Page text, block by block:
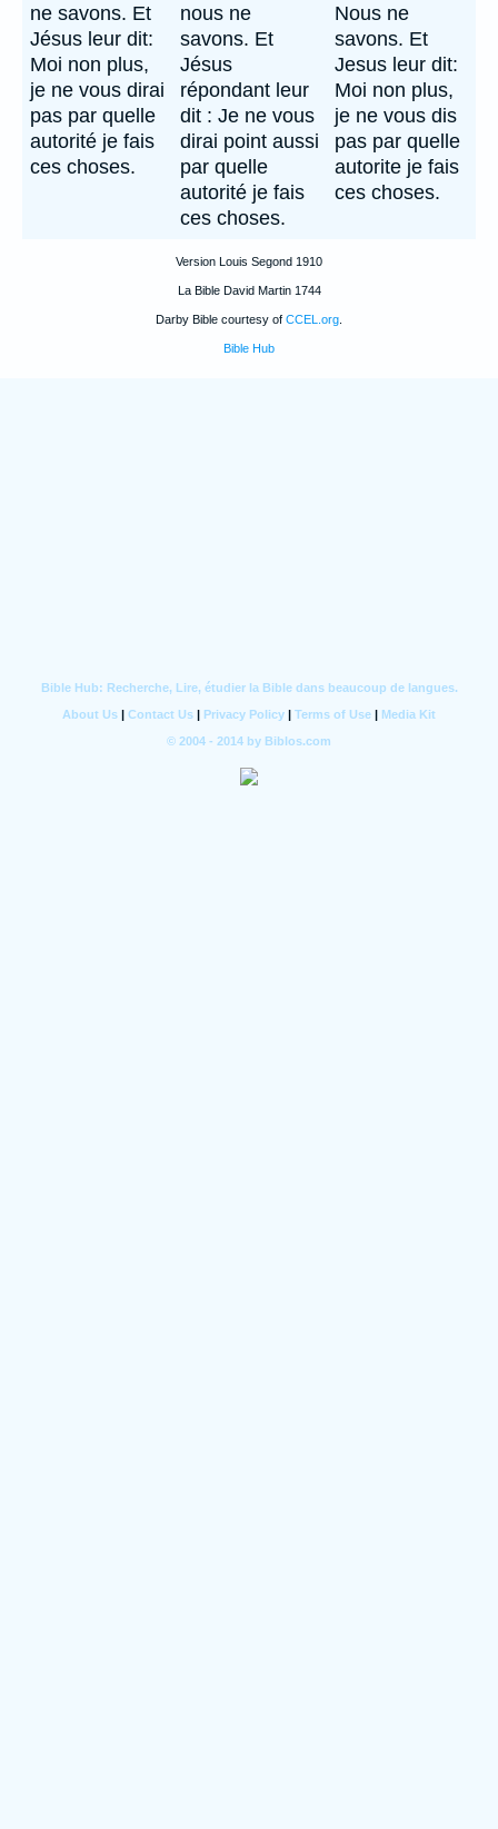
ne savons. Et
Jésus leur dit:
Moi non plus,
je ne vous dirai
pas par quelle
autorité je fais
ces choses.
nous ne
savons. Et
Jésus
répondant leur
dit : Je ne vous
dirai point aussi
par quelle
autorité je fais
ces choses.
Nous ne
savons. Et
Jesus leur dit:
Moi non plus,
je ne vous dis
pas par quelle
autorite je fais
ces choses.
Version Louis Segond 1910
La Bible David Martin 1744
Darby Bible courtesy of CCEL.org
Bible Hub